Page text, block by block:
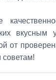
вкусным
от